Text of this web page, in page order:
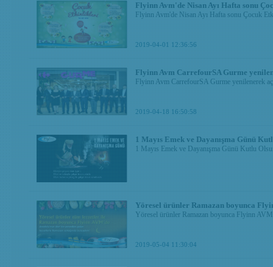
Flyinn Avm'de Nisan Ayı Hafta sonu
Flyinn Avm'de Nisan Ayı Hafta sonu Çocuk
2019-04-01 12:36:56
Flyinn Avm CarrefourSA Gurme
Flyinn Avm CarrefourSA Gurme yenilenerek
2019-04-18 16:50:58
1 Mayıs Emek ve Dayanışma Günü
1 Mayıs Emek ve Dayanışma Günü Kutlu
Yöresel ürünler Ramazan boyunca
Yöresel ürünler Ramazan boyunca Flyinn
2019-05-04 11:30:04